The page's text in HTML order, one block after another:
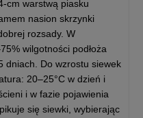
cm warstwą piasku
nasion skrzynki
rozsady. W
wilgotności podłoża
dniach. Do wzrostu siewek
20–25°C w dzień i
i w fazie pojawienia
się siewki, wybierając